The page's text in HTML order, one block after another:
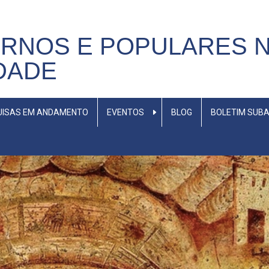
E POPULARES
EM ANDAMENTO EVENTOS BLOG BOLETIM